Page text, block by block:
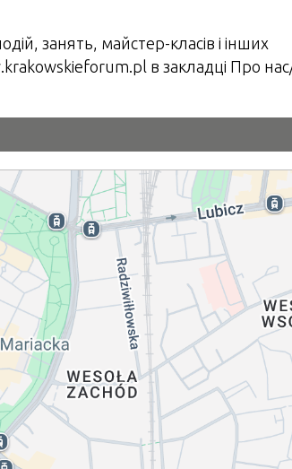
занять, майстер-класів і інших
в закладці Про